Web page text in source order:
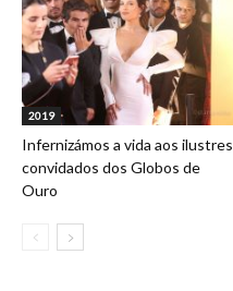
2019
Infernizámos a vida aos ilustres
convidados dos Globos de
Ouro